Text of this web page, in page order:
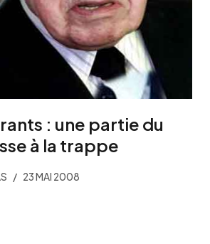
: une partie du
à la trappe
23 MAI 2008